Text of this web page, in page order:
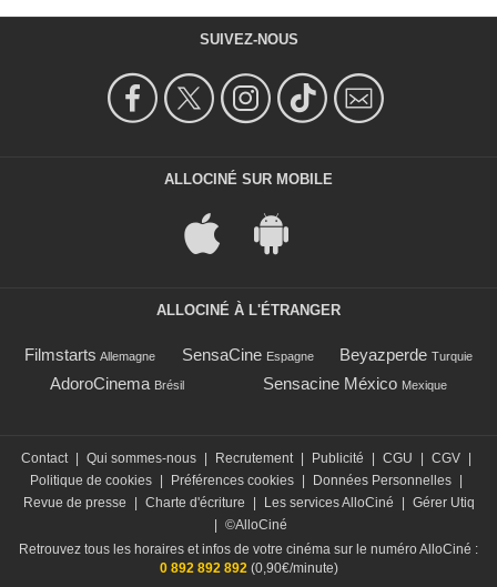
SUIVEZ-NOUS
ALLOCINÉ SUR MOBILE
ALLOCINÉ À L'ÉTRANGER
Filmstarts Allemagne SensaCine Espagne Beyazperde Turquie
AdoroCinema Brésil Sensacine México Mexique
Contact Qui sommes-nous Recrutement Publicité CGU CGV
Politique de cookies
Préférences cookies Données Personnelles
Revue de presse
Charte d'écriture Les services AlloCiné
Gérer Utiq
©AlloCiné
Retrouvez tous les horaires et infos de votre cinéma sur le numéro AlloCiné :
0 892 892 892(0,90€/minute)